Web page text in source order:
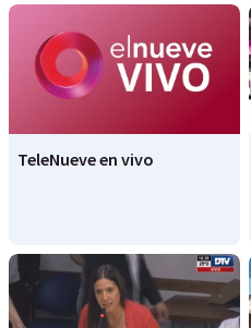
TeleNueve en vivo